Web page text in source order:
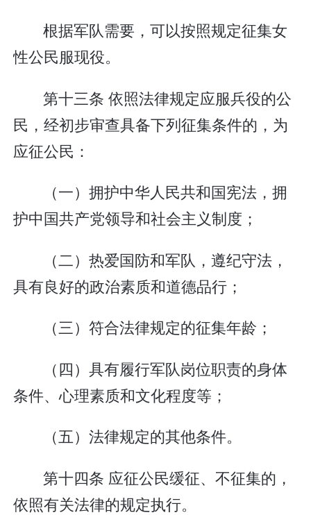
根据军队需要，可以按照规定征集女
性公民服现役。
第十三条 依照法律规定应服兵役的公
民，经初步审查具备下列征集条件的，为
应征公民：
（一）拥护中华人民共和国宪法，拥
护中国共产党领导和社会主义制度；
（二）热爱国防和军队，遵纪守法，
具有良好的政治素质和道德品行；
（三）符合法律规定的征集年龄；
（四）具有履行军队岗位职责的身体
条件、心理素质和文化程度等；
（五）法律规定的其他条件。
第十四条 应征公民缓征、不征集的，
依照有关法律的规定执行。